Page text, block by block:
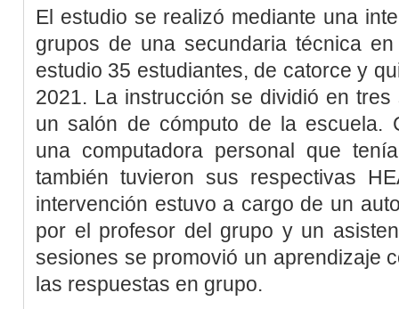
El estudio se realizó mediante una
grupos de una secundaria técnica
estudio 35 estudiantes, de catorce y
2021. La instrucción se dividió en
un salón de cómputo de la escuela.
una computadora personal que
también tuvieron sus respectivas
intervención estuvo a cargo de un
por el profesor del grupo y un
sesiones se promovió un aprendizaje
las respuestas en grupo.